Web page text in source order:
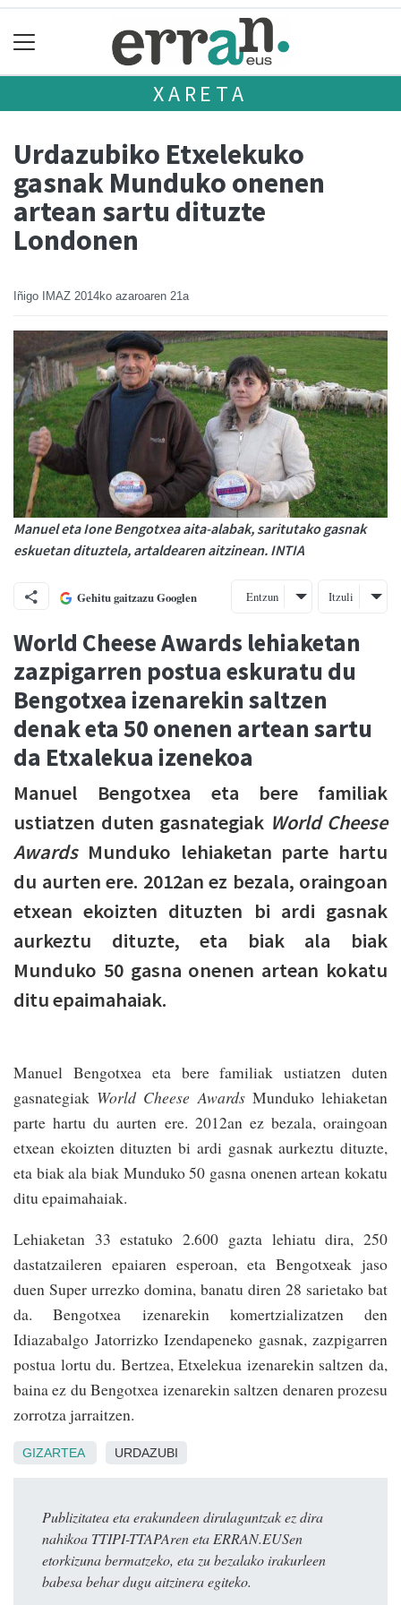
XARETA
Urdazubiko Etxelekuko
gasnak Munduko onenen
artean sartu dituzte
Londonen
Iñigo IMAZ 2014ko azaroaren 21a
Manuel eta Ione Bengotxea aita-alabak, saritutako gasnak
eskuetan dituztela, artaldearen aitzinean. INTIA
Gehitu gaitzazu Googlen Entzun Itzuli
World Cheese Awards lehiaketan
zazpigarren postua eskuratu du
Bengotxea izenarekin saltzen
denak eta 50 onenen artean sartu
da Etxalekua izenekoa
Manuel Bengotxea eta bere familiak
ustiatzen duten gasnategiak World Cheese
AwardsMunduko lehiaketan parte hartu
du aurten ere. 2012an ez bezala, oraingoan
etxean ekoizten dituzten bi ardi gasnak
aurkeztu dituzte, eta biak ala biak
Munduko 50 gasna onenen artean kokatu
ditu epaimahaiak.
Manuel Bengotxea eta bere familiak ustiatzen duten
gasnategiak World Cheese AwardsMunduko lehiaketan
parte hartu du aurten ere. 2012an ez bezala, oraingoan
etxean ekoizten dituzten bi ardi gasnak aurkeztu dituzte,
eta biak ala biak Munduko 50 gasna onenen artean kokatu
ditu epaimahaiak.
Lehiaketan 33 estatuko 2.600 gazta lehiatu dira, 250
dastatzaileren epaiaren esperoan, eta Bengotxeak jaso
duen Super urrezko domina, banatu diren 28 sarietako bat
da. Bengotxea izenarekin komertzializatzen den
Idiazabalgo Jatorrizko Izendapeneko gasnak, zazpigarren
postua lortu du. Bertzea, Etxelekua izenarekin saltzen da,
baina ez du Bengotxea izenarekin saltzen denaren prozesu
zorrotza jarraitzen.
GIZARTEA URDAZUBI
Publizitatea eta erakundeen dirulaguntzak ez dira
nahikoa TTIPI-TTAPAren eta ERRAN.EUSen
etorkizuna bermatzeko, eta zu bezalako irakurleen
babesa behar dugu aitzinera egiteko.